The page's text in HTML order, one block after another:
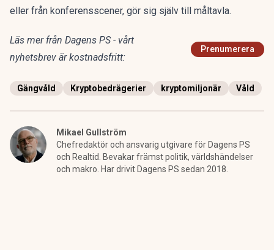
eller från konferensscener, gör sig själv till måltavla.
Läs mer från Dagens PS - vårt
nyhetsbrev är kostnadsfritt:
Prenumerera
Gängvåld Kryptobedrägerier kryptomiljonär Våld
Mikael Gullström
Chefredaktör och ansvarig utgivare för Dagens PS
och Realtid. Bevakar främst politik, världshändelser
och makro. Har drivit Dagens PS sedan 2018.